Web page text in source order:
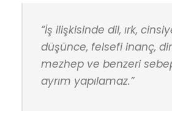
“İş ilişkisinde dil, ırk,
düşünce, felsefi inanç,
mezhep ve benzeri
ayrım yapılamaz.”